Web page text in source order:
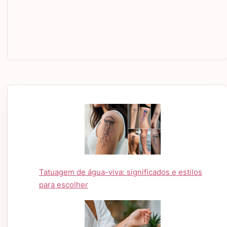
Tatuagem de água-viva: significados e estilos
para escolher